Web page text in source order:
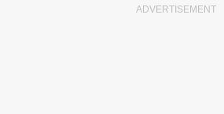
ADVERTISEMENT